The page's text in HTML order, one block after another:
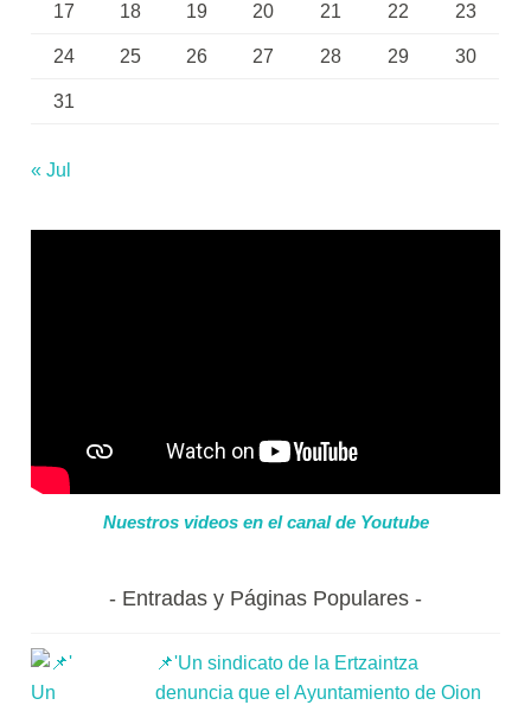
17 18 19 20 21 22 23
24 25 26 27 28 29 30
31
« Jul
Nuestros videos en el canal de Youtube
Entradas y Páginas Populares
📌'Un sindicato de la Ertzaintza
denuncia que el Ayuntamiento de Oion